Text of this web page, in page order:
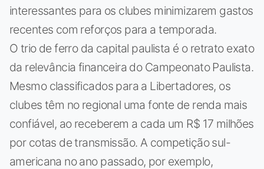
interessantes para os clubes minimizarem gastos
recentes com reforços para a temporada.
O trio de ferro da capital paulista é o retrato exato
da relevância financeira do Campeonato Paulista.
Mesmo classificados para a Libertadores, os
clubes têm no regional uma fonte de renda mais
confiável, ao receberem a cada um R$ 17 milhões
por cotas de transmissão. A competição sul-
americana no ano passado, por exemplo,